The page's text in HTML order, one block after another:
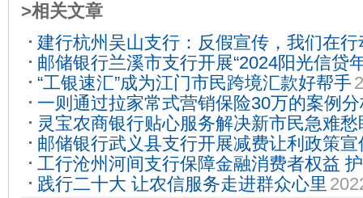
>相关文章
建行杭州吴山支行：反假宣传，我们在行
邮储银行兰溪市支行开展“2024阳光信贷
2024-09-20
“工银速汇”成为江门市民跨境汇款好帮手
一则通过拉家常式营销保险30万的案例
灵宝农商银行贴心服务解决新市民急难愁
邮储银行武义县支行开展减费让利政策宣
工行沧州河间支行保障金融消费者权益
03-22
践行二十大 让农信服务走进群众心里